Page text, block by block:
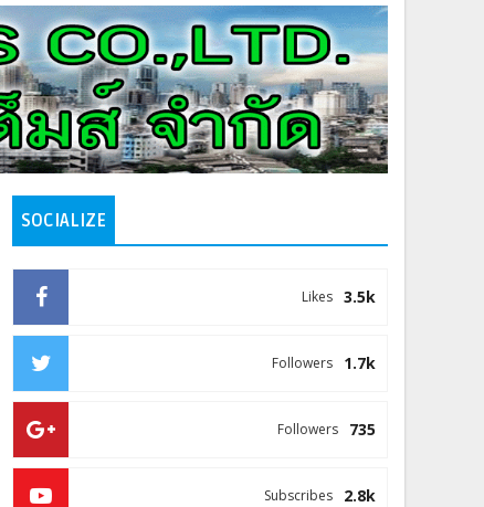
SOCIALIZE
3.5k
Likes
1.7k
Followers
735
Followers
2.8k
Subscribes